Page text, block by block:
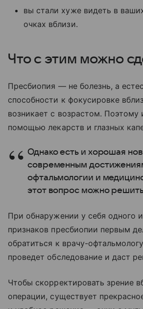
вы стали хуже видеть в
очках вблизи.
Что с этим можно
Пресбиопия — не болезнь, а
способности к фокусировке
возникает с возрастом. Поэтому
помощью лекарств и глазных
Однако есть и хорошая
современным
офтальмологии и
этот вопрос можно
При обнаружении у себя одного
признаков пресбиопии первым
обратиться к врачу-
проведет обследование и даст
Чтобы скорректировать зрение
операции, существует